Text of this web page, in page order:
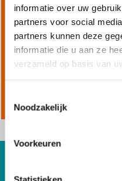
informatie over uw
partners voor social
partners kunnen deze
informatie die u aan ze
verzameld op basis van
Noodzakelijk
Voorkeuren